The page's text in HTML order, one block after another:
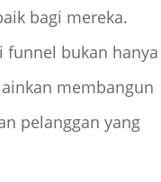
bagi mereka.
funnel bukan hanya
membangun
pelanggan yang